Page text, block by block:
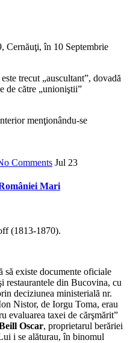
Cernăuţi, în 10 Septembrie
trecut „auscultant”, dovadă
de către „unioniştii”
menţionându-se
Comments Jul 23
Mari
(1813-1870).
să existe documente oficiale
restaurantele din Bucovina, cu
deciziunea ministerială nr.
Nistor, de Iorgu Toma, erau
evaluarea taxei de cărşmărit”
Oscar, proprietarul berăriei
i se alăturau, în binomul